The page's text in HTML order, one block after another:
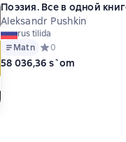
Поэзия. Все в одной
Aleksandr Pushkin
rus tilida
Matn Средний рейтинг 0
0
58 036,36 s`om